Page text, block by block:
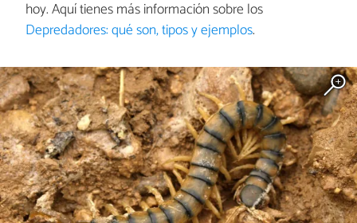
hoy. Aquí tienes más información sobre los
Depredadores: qué son, tipos y ejemplos.